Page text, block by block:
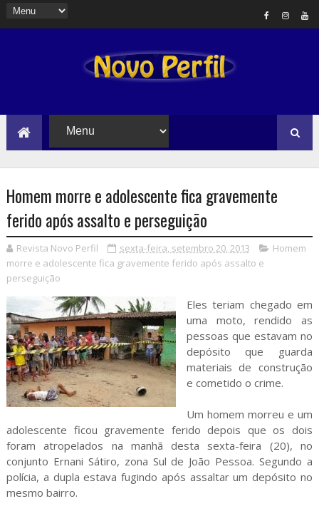
Homem morre e adolescente fica gravemente
ferido após assalto e perseguição
Revista Novo Perfil sexta-feira, setembro 20, 2013
Homem
morre e adolescente fica gravemente ferido após assalto e
perseguição
Eles teriam chegado em
uma moto, rendido as
pessoas que estavam no
depósito que guarda
materiais de construção
e cometido o crime.
Um homem morreu e um
adolescente ficou gravemente ferido depois que os dois
foram atropelados na manhã desta sexta-feira (20), no
conjunto Ernani Sátiro, zona Sul de João Pessoa. Segundo a
polícia, a dupla estava fugindo após assaltar um depósito no
mesmo bairro.